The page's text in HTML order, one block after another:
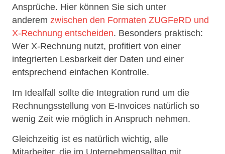
Ansprüche. Hier können Sie sich unter
anderem zwischen den Formaten ZUGFeRD und
X-Rechnung entscheiden. Besonders praktisch:
Wer X-Rechnung nutzt, profitiert von einer
integrierten Lesbarkeit der Daten und einer
entsprechend einfachen Kontrolle.
Im Idealfall sollte die Integration rund um die
Rechnungsstellung von E-Invoices natürlich so
wenig Zeit wie möglich in Anspruch nehmen.
Gleichzeitig ist es natürlich wichtig, alle